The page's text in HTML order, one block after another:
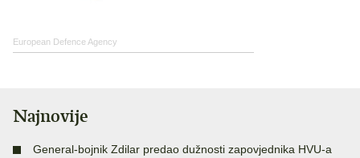
European Defence Agency
Najnovije
General-bojnik Zdilar predao dužnosti zapovjednika HVU-a